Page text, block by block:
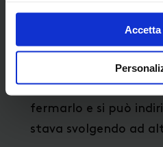
È una soluzione
aggiungere risorse al
Se necessita di
fermarlo e si può
stava svolgendo ad